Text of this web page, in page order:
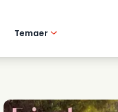
Temaer
Mysterier